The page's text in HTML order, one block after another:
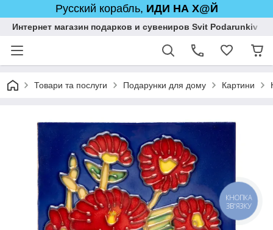
Русский корабль, ИДИ НА Х@Й
Интернет магазин подарков и сувениров Svit Podarunkiv
Товари та послуги Подарунки для дому Картини
КНОПКА
ЗВ'ЯЗКУ